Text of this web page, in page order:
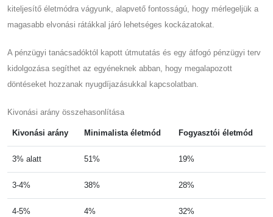
kiteljesítő életmódra vágyunk, alapvető fontosságú, hogy mérlegeljük a
magasabb elvonási rátákkal járó lehetséges kockázatokat.
A pénzügyi tanácsadóktól kapott útmutatás és egy átfogó pénzügyi terv
kidolgozása segíthet az egyéneknek abban, hogy megalapozott
döntéseket hozzanak nyugdíjazásukkal kapcsolatban.
Kivonási arány összehasonlítása
Kivonási arány Minimalista életmód Fogyasztói életmód
3% alatt 51% 19%
3-4% 38% 28%
4-5% 4% 32%